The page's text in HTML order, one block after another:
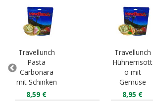
Travellunch
Pasta
Carbonara
mit Schinken
8,59 €
Travellunch
Hühnerrisott
o mit
Gemüse
8,95 €